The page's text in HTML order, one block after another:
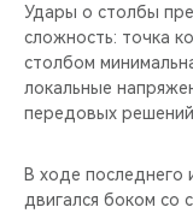
Удары о столбы
сложность: точка
столбом
локальные
передовых
В ходе последнего
двигался боком со